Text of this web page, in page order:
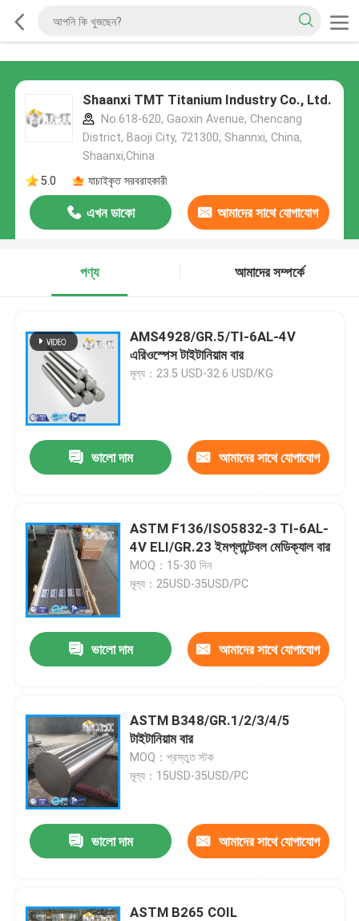
Shaanxi TMT Titanium Industry Co., Ltd.
No.618-620, Gaoxin Avenue, Chencang
District, Baoji City, 721300, Shannxi, China,
Shaanxi,China
5.0
যাচাইকৃত সরবরাহকারী
এখন ডাকো আমাদের সাথে যোগাযোগ
পণ্য
আমাদের সম্পর্কে
AMS4928/GR.5/TI-6AL-4V
এরিওস্পেস টাইটানিয়াম বার
মূল্য：23.5 USD-32.6 USD/KG
ভালো দাম আমাদের সাথে যোগাযোগ
ASTM F136/ISO5832-3 TI-6AL-
4V ELI/GR.23 ইমপ্লান্টেবল মেডিক্যাল বার
MOQ：15-30 দিন
মূল্য：25USD-35USD/PC
ভালো দাম আমাদের সাথে যোগাযোগ
ASTM B348/GR.1/2/3/4/5
টাইটানিয়াম বার
MOQ：প্রস্তুত স্টক
মূল্য：15USD-35USD/PC
ভালো দাম আমাদের সাথে যোগাযোগ
ASTM B265 COIL